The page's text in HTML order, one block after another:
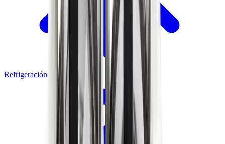
Refrigeración Comercial